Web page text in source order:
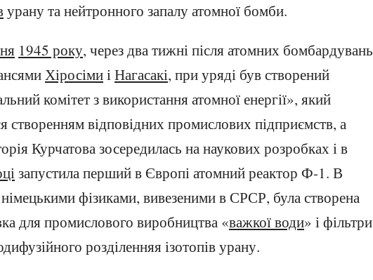
урану та нейтронного запалу атомної бомби.
1945 року, через два тижні після атомних бомбардувань
ХіросімиіНагасакі, при уряді був створений
комітет з використання атомної енергії», який
створенням відповідних промислових підприємств, а
Курчатова зосередилась на наукових розробках і в
запустила перший в Європі атомний реактор Ф-1. В
фізиками, вивезеними в СРСР, була створена
для промислового виробництва «важкої води» і фільтри
розділенняя ізотопів урану.